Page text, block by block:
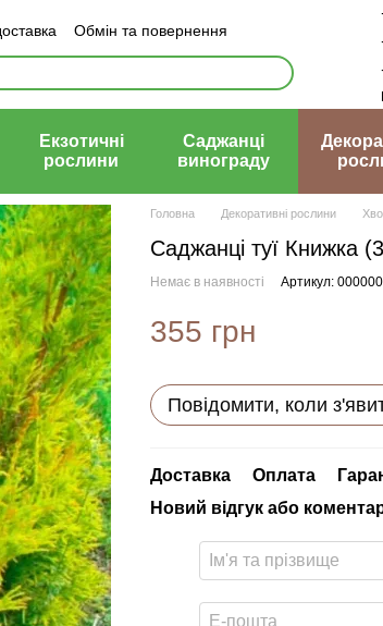
Обмін та повернення
Екзотичні
рослини
Саджанці
винограду
Головна Декоративні рослини
Саджанці туї Книжка
Немає в наявності Артикул:
355 грн
Повідомити, коли
Доставка Оплата
Новий відгук або